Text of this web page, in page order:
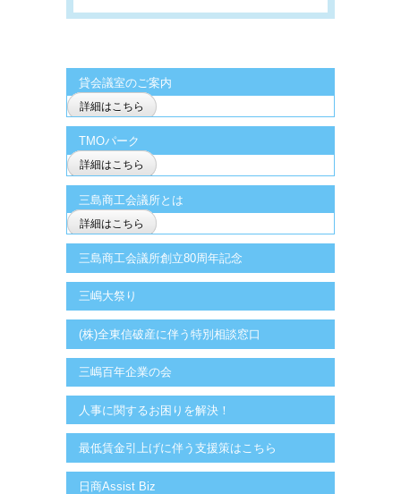
貸会議室のご案内
詳細はこちら
TMOパーク
詳細はこちら
三島商工会議所とは
詳細はこちら
三島商工会議所創立80周年記念
三嶋大祭り
(株)全東信破産に伴う特別相談窓口
三嶋百年企業の会
人事に関するお困りを解決！
最低賃金引上げに伴う支援策はこちら
日商Assist Biz